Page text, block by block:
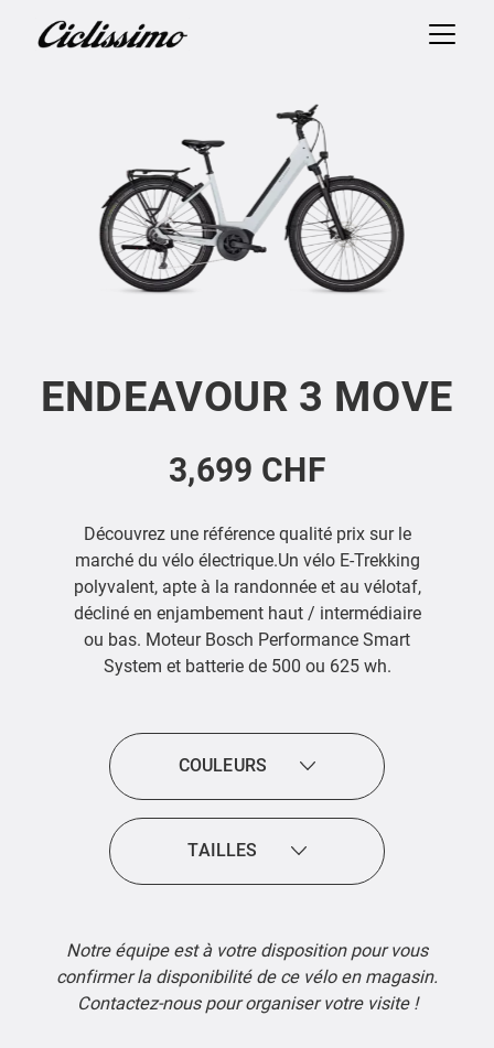
ENDEAVOUR 3 MOVE
3,699 CHF
Découvrez une référence qualité prix sur le
marché du vélo électrique.Un vélo E-Trekking
polyvalent, apte à la randonnée et au vélotaf,
décliné en enjambement haut / intermédiaire
ou bas. Moteur Bosch Performance Smart
System et batterie de 500 ou 625 wh.
COULEURS
TAILLES
Notre équipe est à votre disposition pour vous
confirmer la disponibilité de ce vélo en magasin.
Contactez-nous pour organiser votre visite !